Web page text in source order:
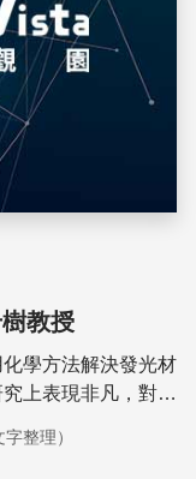
教授
學方法解決發光材
上表現非凡，對於
整理）